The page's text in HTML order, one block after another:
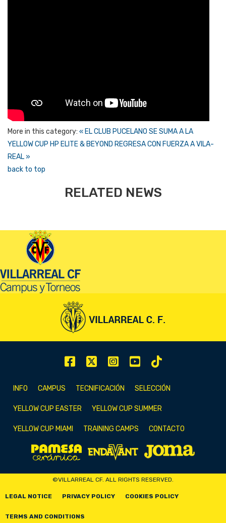
More in this category: « EL CLUB PUCELANO SE SUMA A LA
YELLOW CUP HP ELITE & BEYOND REGRESA CON FUERZA A VILA-
REAL »
back to top
RELATED NEWS
INFO CAMPUS TECNIFICACIÓN SELECCIÓN
YELLOW CUP EASTER YELLOW CUP SUMMER
YELLOW CUP MIAMI TRAINING CAMPS CONTACTO
©VILLARREAL CF. ALL RIGHTS RESERVED.
LEGAL NOTICE PRIVACY POLICY COOKIES POLICY
TERMS AND CONDITIONS